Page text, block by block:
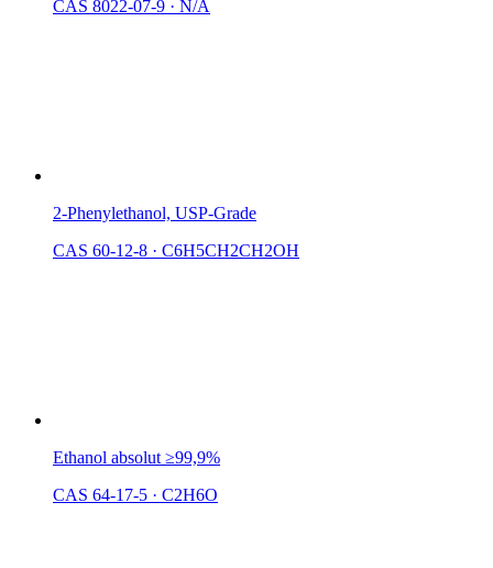
CAS 8022-07-9 · N/A
2-Phenylethanol, USP-Grade
CAS 60-12-8 · C6H5CH2CH2OH
Ethanol absolut ≥99,9%
CAS 64-17-5 · C2H6O